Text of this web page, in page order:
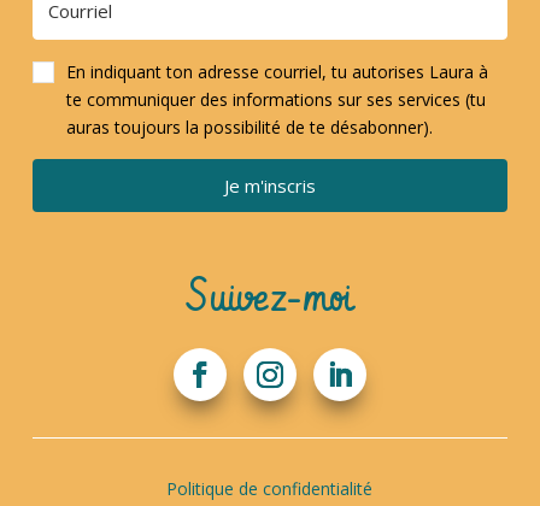
En indiquant ton adresse courriel, tu autorises Laura à
te communiquer des informations sur ses services (tu
auras toujours la possibilité de te désabonner).
Je m'inscris
Suivez-moi
Politique de confidentialité